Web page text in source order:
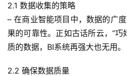
2.1 数据收集的策略
– 在商业智能项目中，数据的广
果的可靠性。正如古话所云，“
质的数据，BI系统再强大也无用。
2.2 确保数据质量